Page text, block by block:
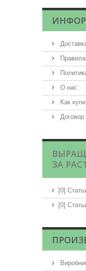
О нас
Как
ЗА
[0]
[0]